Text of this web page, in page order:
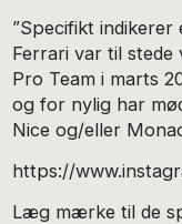
”Specifikt
Ferrari var til stede
Pro Team i marts
og for nylig har
Nice og/eller
https://
Læg mærke til de